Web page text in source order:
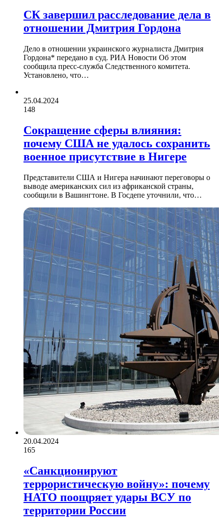
СК завершил расследование дела в
отношении Дмитрия Гордона
Дело в отношении украинского журналиста Дмитрия
Гордона* передано в суд. РИА Новости Об этом
сообщила пресс-служба Следственного комитета.
Установлено, что…
25.04.2024
148
Сокращение сферы влияния:
почему США не удалось сохранить
военное присутствие в Нигере
Представители США и Нигера начинают переговоры о
выводе американских сил из африканской страны,
сообщили в Вашингтоне. В Госдепе уточнили, что…
20.04.2024
165
«Санкционируют
террористическую войну»: почему
НАТО поощряет удары ВСУ по
территории России